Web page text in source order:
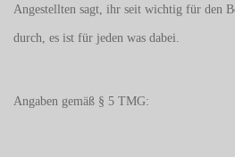
Angestellten sagt, ihr seit wichtig für den
durch, es ist für jeden was dabei.
Angaben gemäß § 5 TMG: